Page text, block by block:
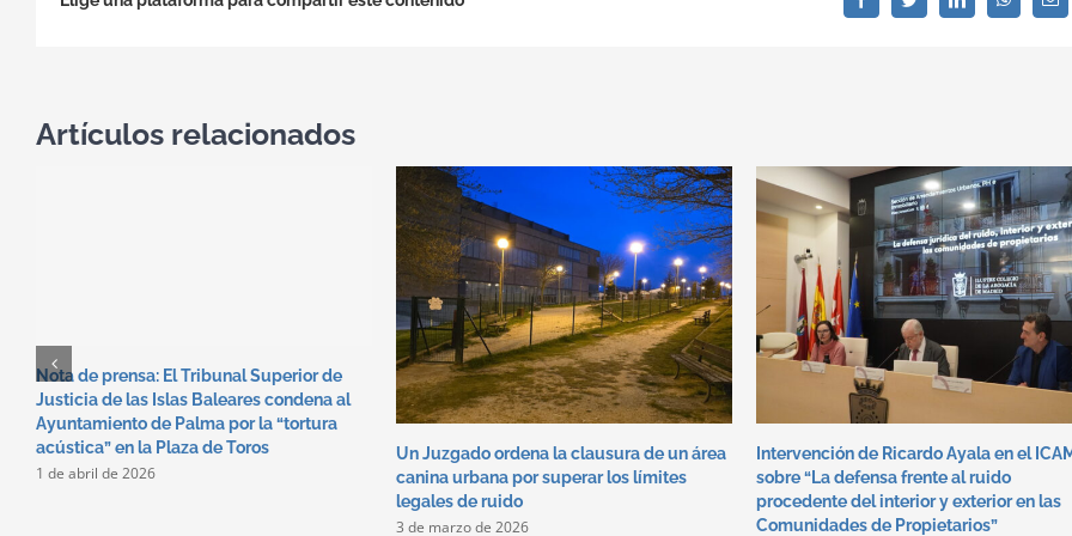
Artículos relacionados
Nota de prensa: El Tribunal Superior de
Justicia de las Islas Baleares condena al
Ayuntamiento de Palma por la “tortura
acústica” en la Plaza de Toros
1 de abril de 2026
Un Juzgado ordena la clausura de un área
canina urbana por superar los límites
legales de ruido
3 de marzo de 2026
Intervención de Ricardo Ayala en el
sobre “La defensa frente al ruido
procedente del interior y exterior en las
Comunidades de Propietarios”